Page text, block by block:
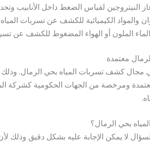
النيتروجين لقياس الضغط داخل الأنابيب
والمواد الكيميائية للكشف عن تسربات
الملون أو الهواء المضغوط للكشف عن
معتمدة
مجال كشف تسربات المياه بحي الرمال.
ومرخصة من الجهات الحكومية كشركة
بحي الرمال؟
لا يمكن الإجابة عليه بشكل دقيق